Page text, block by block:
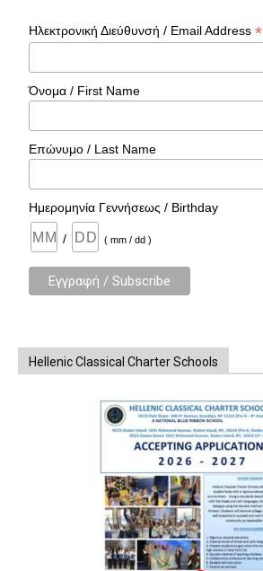
Ηλεκτρονική Διεύθυνσή / Email Address*
Όνομα / First Name
Επώνυμο / Last Name
Ημερομηνία Γεννήσεως / Birthday
/ ( mm / dd )
Hellenic Classical Charter Schools